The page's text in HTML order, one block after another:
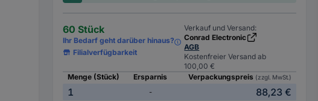
60 Stück
Ihr Bedarf geht darüber hinaus?
Filialverfügbarkeit
Verkauf und Versand:
Conrad Electronic
AGB
Kostenfreier Versand ab
100,00 €
Menge (Stück)
Ersparnis Verpackungspreis (zzgl. MwSt.)
1 -
88,23 €